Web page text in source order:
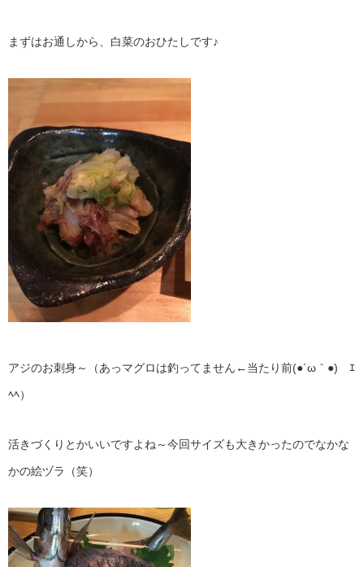
まずはお通しから、白菜のおひたしです♪
アジのお刺身～（あっマグロは釣ってません←当たり前(●´ω｀●)ゞｴ
ﾍﾍ）
活きづくりとかいいですよね～今回サイズも大きかったのでなかな
かの絵ヅラ（笑）